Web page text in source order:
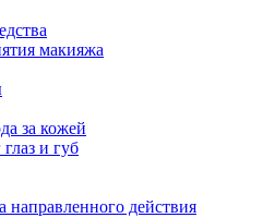
макияжа
за кожей
и губ
направленного действия